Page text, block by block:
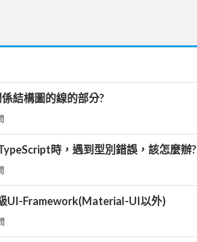
結構圖的線的部分?
時，遇到型別錯誤，該怎麼辦?
UI-Framework(Material-UI以外)